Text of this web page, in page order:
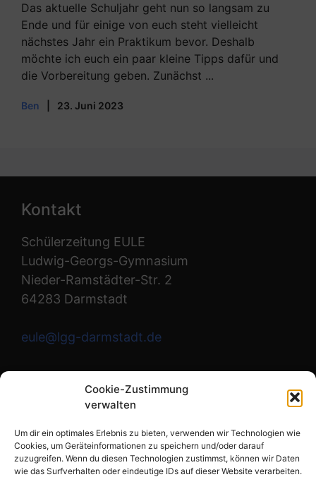
Cookie-Zustimmung
verwalten
Um dir ein optimales Erlebnis zu bieten, verwenden wir Technologien wie
Cookies, um Geräteinformationen zu speichern und/oder darauf
zuzugreifen. Wenn du diesen Technologien zustimmst, können wir Daten
wie das Surfverhalten oder eindeutige IDs auf dieser Website verarbeiten.
Das aktuelle Schuljahr geht nun so langsam zu
Ende und für einige von euch steht vielleicht
nächstes Jahr ein Praktikum bevor. Deshalb
möchte ich euch ein paar kleine Tipps dafür und
die Vorbereitung geben. Zunächst ...
Ben 23. Juni 2023
Kontakt
Schülerzeitung EULE
Ludwig-Georgs-Gymnasium
Nieder-Ramstädter-Str. 2
64283 Darmstadt
eule@lgg-darmstadt.de
Wir sind die Redaktion.
Instagram